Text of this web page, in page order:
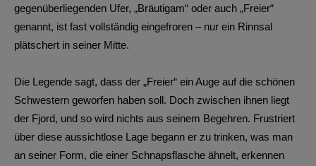
gegenüberliegenden Ufer, „Bräutigam“ oder auch „Freier“
genannt, ist fast vollständig eingefroren – nur ein Rinnsal
plätschert in seiner Mitte.
Die Legende sagt, dass der „Freier“ ein Auge auf die schönen
Schwestern geworfen haben soll. Doch zwischen ihnen liegt
der Fjord, und so wird nichts aus seinem Begehren. Frustriert
über diese aussichtlose Lage begann er zu trinken, was man
an seiner Form, die einer Schnapsflasche ähnelt, erkennen